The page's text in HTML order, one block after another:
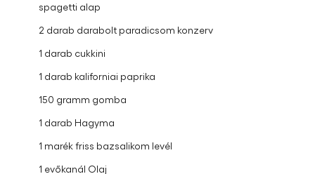
spagetti alap
2 darab darabolt paradicsom konzerv
1 darab cukkini
1 darab kaliforniai paprika
150 gramm gomba
1 darab Hagyma
1 marék friss bazsalikom levél
1 evőkanál Olaj